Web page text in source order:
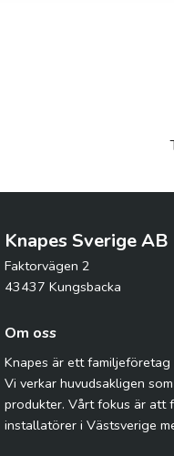
Knapes Sverige AB
Faktorvägen 2
43437 Kungsbacka
Om oss
Knapes är ett
Vi verkar huvudsakligen
produkter. Vårt fokus är att
installatörer i Västsverige